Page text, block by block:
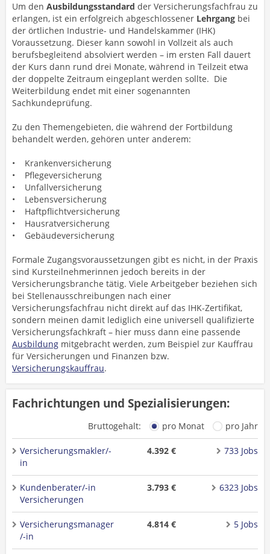
Um den Ausbildungsstandard der Versicherungsfachfrau zu
erlangen, ist ein erfolgreich abgeschlossener Lehrgang bei
der örtlichen Industrie- und Handelskammer (IHK)
Voraussetzung. Dieser kann sowohl in Vollzeit als auch
berufsbegleitend absolviert werden – im ersten Fall dauert
der Kurs dann rund drei Monate, während in Teilzeit etwa
der doppelte Zeitraum eingeplant werden sollte. Die
Weiterbildung endet mit einer sogenannten
Sachkundeprüfung.
Zu den Themengebieten, die während der Fortbildung
behandelt werden, gehören unter anderem:
• Krankenversicherung
• Pflegeversicherung
• Unfallversicherung
• Lebensversicherung
• Haftpflichtversicherung
• Hausratversicherung
• Gebäudeversicherung
Formale Zugangsvoraussetzungen gibt es nicht, in der Praxis
sind Kursteilnehmerinnen jedoch bereits in der
Versicherungsbranche tätig. Viele Arbeitgeber beziehen sich
bei Stellenausschreibungen nach einer
Versicherungsfachfrau nicht direkt auf das IHK-Zertifikat,
sondern meinen damit lediglich eine universell qualifizierte
Versicherungsfachkraft – hier muss dann eine passende
Ausbildung mitgebracht werden, zum Beispiel zur Kauffrau
für Versicherungen und Finanzen bzw.
Versicherungskauffrau.
Fachrichtungen und Spezialisierungen:
Bruttogehalt: pro Monat pro Jahr
Versicherungsmakler/-
in
4.392 € 733 Jobs
Kundenberater/-in
Versicherungen
3.793 € 6323 Jobs
Versicherungsmanager
/-in
4.814 € 5 Jobs